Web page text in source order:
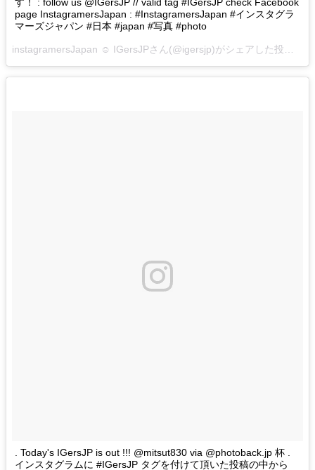
す！ : follow us @IGersJP // valid tag #IGersJP check Facebook
page InstagramersJapan : #InstagramersJapan #インスタグラ
マーズジャパン #日本 #japan #写真 #photo
instagramersJapan ☺︎ IGersJPさん(@igersjp)がシェアした投稿 –
. Today's IGersJP is out !!! @mitsut830 via @photoback.jp 杯 .
インスタグラムに #IGersJP タグを付けて頂いた投稿の中から